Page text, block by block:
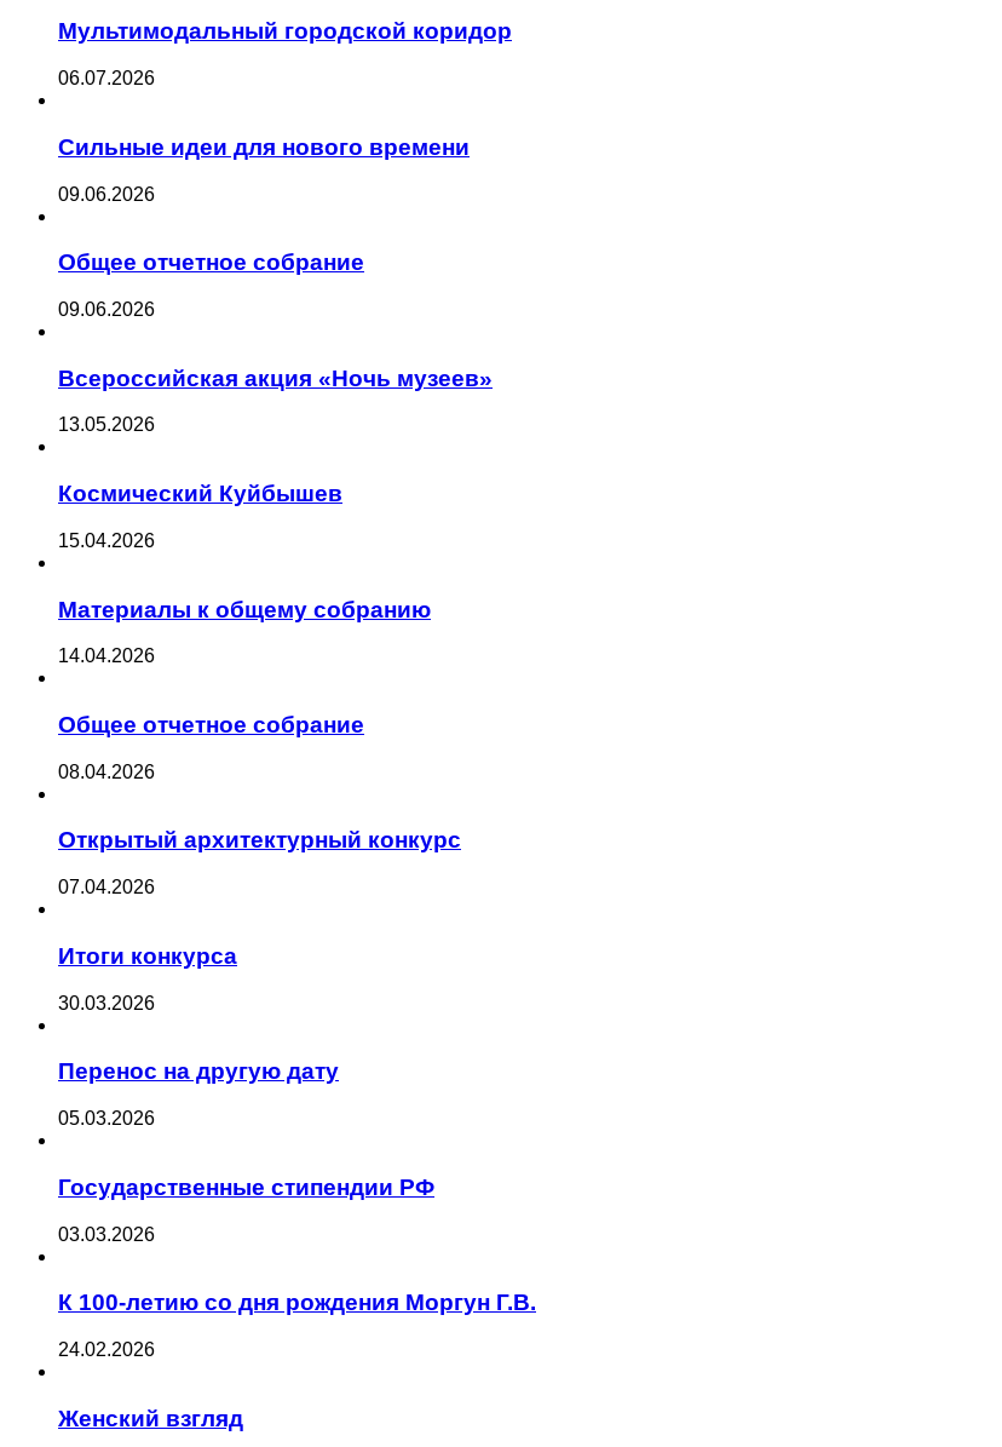
Мультимодальный городской коридор
06.07.2026
Сильные идеи для нового времени
09.06.2026
Общее отчетное собрание
09.06.2026
Всероссийская акция «Ночь музеев»
13.05.2026
Космический Куйбышев
15.04.2026
Материалы к общему собранию
14.04.2026
Общее отчетное собрание
08.04.2026
Открытый архитектурный конкурс
07.04.2026
Итоги конкурса
30.03.2026
Перенос на другую дату
05.03.2026
Государственные стипендии РФ
03.03.2026
К 100-летию со дня рождения Моргун Г.В.
24.02.2026
Женский взгляд